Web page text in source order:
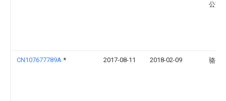
公司
CN107677789A * 2017-08-11 2018-02-09 骆秀